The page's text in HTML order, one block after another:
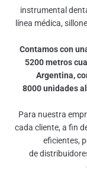
instrumental
línea médica,
Contamos con
5200 metros
Argentina,
8000 unidades
Para nuestra
cada cliente, a fin
eficientes,
de